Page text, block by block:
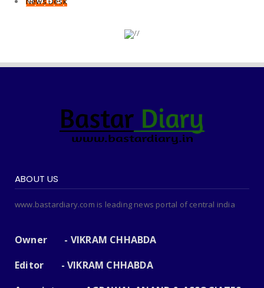
ABOUT US
www.bastardiary.com is leading news portal of central india
Owner - VIKRAM CHHABDA
Editor - VIKRAM CHHABDA